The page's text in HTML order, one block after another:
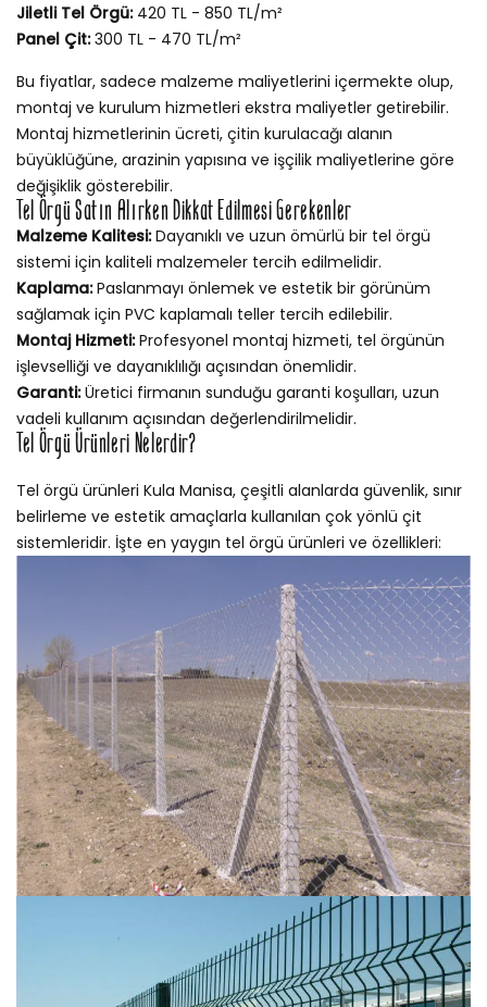
Jiletli Tel Örgü:420 TL - 850 TL/m²
Panel Çit:300 TL - 470 TL/m²
Bu fiyatlar, sadece malzeme maliyetlerini içermekte olup,
montaj ve kurulum hizmetleri ekstra maliyetler getirebilir.
Montaj hizmetlerinin ücreti, çitin kurulacağı alanın
büyüklüğüne, arazinin yapısına ve işçilik maliyetlerine göre
değişiklik gösterebilir.
Tel Örgü Satın Alırken Dikkat Edilmesi Gerekenler
Malzeme Kalitesi:Dayanıklı ve uzun ömürlü bir tel örgü
sistemi için kaliteli malzemeler tercih edilmelidir.
Kaplama:Paslanmayı önlemek ve estetik bir görünüm
sağlamak için PVC kaplamalı teller tercih edilebilir.
Montaj Hizmeti:Profesyonel montaj hizmeti, tel örgünün
işlevselliği ve dayanıklılığı açısından önemlidir.
Garanti:Üretici firmanın sunduğu garanti koşulları, uzun
vadeli kullanım açısından değerlendirilmelidir.
Tel Örgü Ürünleri Nelerdir?
Tel örgü ürünleri Kula Manisa, çeşitli alanlarda güvenlik, sınır
belirleme ve estetik amaçlarla kullanılan çok yönlü çit
sistemleridir. İşte en yaygın tel örgü ürünleri ve özellikleri: